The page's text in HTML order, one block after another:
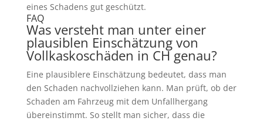
eines Schadens gut geschützt.
FAQ
Was versteht man unter einer
plausiblen Einschätzung von
Vollkaskoschäden in CH genau?
Eine plausiblere Einschätzung bedeutet, dass man
den Schaden nachvollziehen kann. Man prüft, ob der
Schaden am Fahrzeug mit dem Unfallhergang
übereinstimmt. So stellt man sicher, dass die